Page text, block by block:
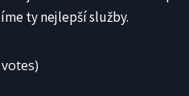
ty nejlepší služby.